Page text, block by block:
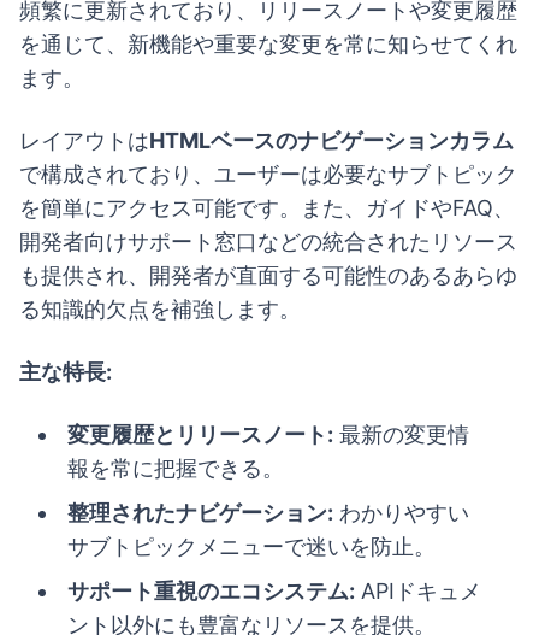
頻繁に更新されており、リリースノートや変更履歴
を通じて、新機能や重要な変更を常に知らせてくれ
ます。
レイアウトはHTMLベースのナビゲーションカラム
で構成されており、ユーザーは必要なサブトピック
を簡単にアクセス可能です。また、ガイドやFAQ、
開発者向けサポート窓口などの統合されたリソース
も提供され、開発者が直面する可能性のあるあらゆ
る知識的欠点を補強します。
主な特長:
変更履歴とリリースノート: 最新の変更情
報を常に把握できる。
整理されたナビゲーション: わかりやすい
サブトピックメニューで迷いを防止。
サポート重視のエコシステム: APIドキュメ
ント以外にも豊富なリソースを提供。